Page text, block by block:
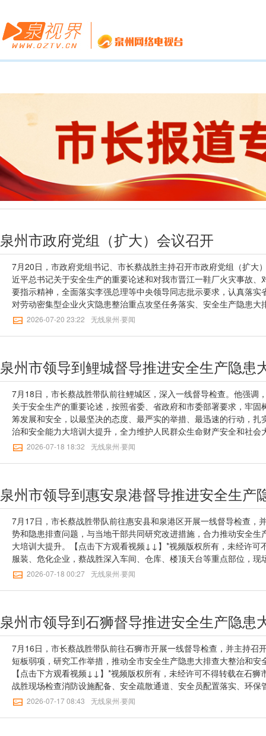
泉州市政府党组（扩大）会议召开
7月20日，市政府党组书记、市长蔡战胜主持召开市政府党组（扩大
近平总书记关于安全生产的重要论述和对我市晋江一鞋厂火灾事故、
要指示精神，全面落实李强总理等中央领导同志批示要求，认真落实
对劳动密集型企业火灾隐患整治重点攻坚任务落实、安全生产隐患
提升进行再细化再推动。【点击下方观看视频↓↓】*视频版权所有，
进一步树牢“万无一失、一失万无”的安全底线意识，坚决扛起安全生
安全事故发生，以实际行动坚定拥护“两个确立”、坚决做到“两个维
安全生产考核巡查反馈问题整改，聚焦“不死人、少伤人、少损失”，
治，坚持实事求是、因地制宜，根据不同区域、不同行业特点，针
位摸清存量风险、潜在隐患，严防整改过程中的伴生风险，抓实抓细
灭火、会逃生、会救人”，突出实战提升安全能力，把实操演练落实
中，大力推行务实管用现场“5S”管理，全面推广“五想五不干”“班前
制、好做法，发挥标杆企业“大手拉小手”示范带动作用，推动上下游
实筑牢安全生产防线。要聚焦“标准化、规范化、长效化”，全面提升
居混合”“一厂多租”“一楼多企”等产生的安全生产隐患问题，标本兼
全市各级政府各部门要以深刻反思筑牢思想警惕，以深刻反思推动整
条，严格落实“党政同责、一岗双责、齐抓共管、失职追责”，以属地
倒逼企业主体责任的落地，真正把安全生产各项措施落到实处。记
【无线泉州】一审：苏含雪【无线泉州】二审：王桂瑜【无线泉州】
2026-07-20 23:22 无线泉州·要闻
泉州市领导到鲤城督导推进安全生产隐患
7月18日，市长蔡战胜带队前往鲤城区，深入一线督导检查。他强调
关于安全生产的重要论述，按照省委、省政府和市委部署要求，牢
筹发展和安全，以最坚决的态度、最严实的举措、最迅速的行动，扎
治和安全能力大培训大提升，全力维护人民群众生命财产安全和社会
↓↓】*视频版权所有，未经许可不得转载蔡战胜走访部分纺织鞋服企
标识，推行“五想五不干”“班前会”“企业内部隐患报告奖励”等机制，
人“讲安全、懂灭火、会逃生”。随后召开的座谈会上，蔡战胜聚焦安
当地干部共商对策措施和长效机制。他指出，安全生产唯有“万无一失
各部门要坚持人民至上、生命至上，时刻绷紧安全生产这根弦，坚决
高水平安全保障高质量发展。要坚持近远结合、标本兼治，聚焦工
宿舍、民宿酒店、群租房、老旧小区等人员密集场所，因地制宜开
区标准化和安全生产标准化深度融合，不断提升本质安全水平。要
实“党政同责、一岗双责、齐抓共管、失职追责”，层层压实属地管理
责任，持续增强企业、群众安全防范意识和应急处置能力，引领带动
讯员：陈林森【无线泉州】一审：苏含雪【无线泉州】二审：蒋筱
雄标
2026-07-18 18:32 无线泉州·要闻
泉州市领导到惠安泉港督导推进安全生产
7月17日，市长蔡战胜带队前往惠安县和泉港区开展一线督导检查，
势和隐患排查问题，与当地干部共同研究改进措施，合力推动安全生
大培训大提升。【点击下方观看视频↓↓】*视频版权所有，未经许可
服装、危化企业，蔡战胜深入车间、仓库、楼顶天台等重点部位，
生缓降器熟练程度，详细了解厂区楼层功能布局、消防装置配备等
省政府工作要求，始终把安全生产作为头等大事，以“一失万无”的意
决防范遏制重特大事故发生。要立足当下、紧抓快干，围绕当地重点
动密集型企业及群租房等重点领域开展专项排查，推动风险隐患动态
操演练落实到全员安全培训工作核心环节中，分类开展干部安全生产
安全生产意识，熟练掌握安全生产应知应会和专业技能，形成全社会
好氛围。要坚持长短结合，稳步推进工业园区标准化和安全生产标准
生产环境，更好统筹发展和安全。市领导雷连鸣、杨昌文参加。记
【无线泉州】一审：林春婷【无线泉州】二审：王桂榆【无线泉州】
2026-07-18 00:27 无线泉州·要闻
泉州市领导到石狮督导推进安全生产隐患
7月16日，市长蔡战胜带队前往石狮市开展一线督导检查，并主持召
短板弱项，研究工作举措，推动全市安全生产隐患大排查大整治和安
【点击下方观看视频↓↓】*视频版权所有，未经许可不得转载在石狮
战胜现场检查消防设施配备、安全疏散通道、安全员配置落实、环保
库，仔细查看生产流程和设备运行情况，与现场安全管理人员共同
2026-07-17 08:43 无线泉州·要闻